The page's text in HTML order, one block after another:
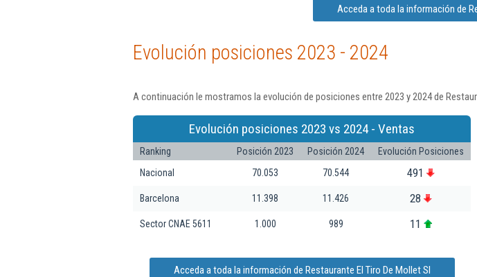
Acceda a toda la información de
Evolución posiciones 2023 - 2024
A continuación le mostramos la evolución de posiciones entre 2023 y 2024 de
Evolución posiciones 2023 vs 2024 - Ventas
Ranking Posición 2023 Posición 2024
Evolución Posiciones
Nacional
70.053 70.544 491
Barcelona 11.398 11.426 28
Sector CNAE 5611 1.000 989 11
Acceda a toda la información de Restaurante El Tiro De Mollet Sl